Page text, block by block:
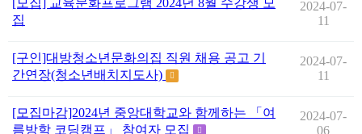
집
2024-07-
11
[구인]대방청소년문화의집 직원 채용 공고 기
간연장(청소년배치지도사)
2024-07-
11
[모집마감]2024년 중앙대학교와 함께하는 「여
름방학 코딩캠프」 참여자 모집
2024-07-
06